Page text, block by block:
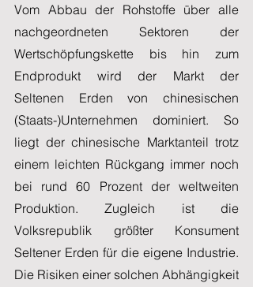
Vom Abbau der Rohstoffe über alle
nachgeordneten Sektoren der
Wertschöpfungskette bis hin zum
Endprodukt wird der Markt der
Seltenen Erden von chinesischen
(Staats-)Unternehmen dominiert. So
liegt der chinesische Marktanteil trotz
einem leichten Rückgang immer noch
bei rund 60 Prozent der weltweiten
Produktion. Zugleich ist die
Volksrepublik größter Konsument
Seltener Erden für die eigene Industrie.
Die Risiken einer solchen Abhängigkeit